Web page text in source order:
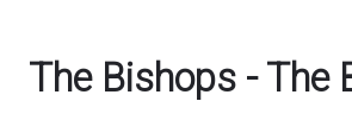
The Bishops - The